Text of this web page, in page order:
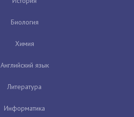
Биология
Химия
Английский язык
Литература
Информатика